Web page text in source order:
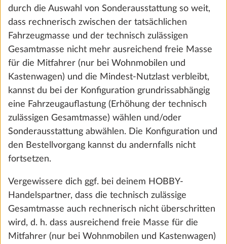
PRESTIGE VAN FIRST EDITION
SERVICE
Konfigurator
Händlerfinder
Downloads
Cookie Einstellungen
© Hobby-Wohnwagenwerk, Ing. Harald Striewski GmbH, Harald-
durch die Auswahl von Sonderausstattung so weit,
dass rechnerisch zwischen der tatsächlichen
Fahrzeugmasse und der technisch zulässigen
Gesamtmasse nicht mehr ausreichend freie Masse
für die Mitfahrer (nur bei Wohnmobilen und
Kastenwagen) und die Mindest-Nutzlast verbleibt,
kannst du bei der Konfiguration grundrissabhängig
eine Fahrzeugauflastung (Erhöhung der technisch
zulässigen Gesamtmasse) wählen und/oder
Sonderausstattung abwählen. Die Konfiguration und
den Bestellvorgang kannst du andernfalls nicht
fortsetzen.
Vergewissere dich ggf. bei deinem HOBBY-
Handelspartner, dass die technisch zulässige
Gesamtmasse auch rechnerisch nicht überschritten
wird, d. h. dass ausreichend freie Masse für die
Mitfahrer (nur bei Wohnmobilen und Kastenwagen)